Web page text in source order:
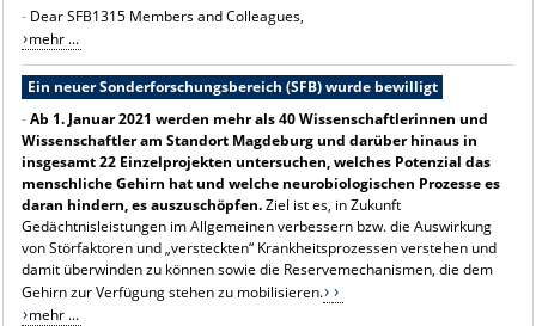
- Dear SFB1315 Members and Colleagues,
mehr ...
Ein neuer Sonderforschungsbereich (SFB) wurde bewilligt
-Ab 1. Januar 2021 werden mehr als 40 Wissenschaftlerinnen und
Wissenschaftler am Standort Magdeburg und darüber hinaus in
insgesamt 22 Einzelprojekten untersuchen, welches Potenzial das
menschliche Gehirn hat und welche neurobiologischen Prozesse es
daran hindern, es auszuschöpfen.Ziel ist es, in Zukunft
Gedächtnisleistungen im Allgemeinen verbessern bzw. die Auswirkung
von Störfaktoren und „versteckten“ Krankheitsprozessen verstehen und
damit überwinden zu können sowie die Reservemechanismen, die dem
Gehirn zur Verfügung stehen zu mobilisieren.
mehr ...